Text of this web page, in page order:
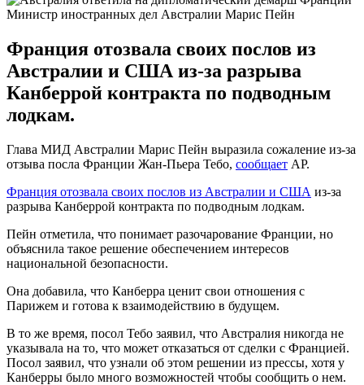
Министр иностранных дел Австралии Марис Пейн
Франция отозвала своих послов из
Австралии и США из-за разрыва
Канберрой контракта по подводным
лодкам.
Глава МИД Австралии Марис Пейн выразила сожаление из-за
отзыва посла Франции Жан-Пьера Тебо, сообщает AP.
Франция отозвала своих послов из Австралии и США из-за
разрыва Канберрой контракта по подводным лодкам.
Пейн отметила, что понимает разочарование Франции, но
объяснила такое решение обеспечением интересов
национальной безопасности.
Она добавила, что Канберра ценит свои отношения с
Парижем и готова к взаимодействию в будущем.
В то же время, посол Тебо заявил, что Австралия никогда не
указывала на то, что может отказаться от сделки с Францией.
Посол заявил, что узнали об этом решении из прессы, хотя у
Канберры было много возможностей чтобы сообщить о нем.